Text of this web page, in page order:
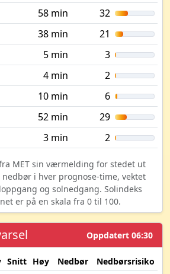
58 min
32
38 min
21
5 min
3
4 min
2
10 min
6
52 min
29
3 min 2
MET sin værmelding for stedet ut
nedbør i hver prognose-time, vektet
og solnedgang. Solindeks
er på en skala fra 0 til 100.
Oppdatert 06:30
Snitt Høy Nedbør Nedbørsrisiko